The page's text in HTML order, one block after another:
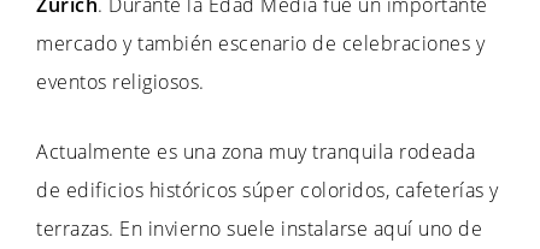
mercado y también escenario de celebraciones y
eventos religiosos.
Actualmente es una zona muy tranquila rodeada
de edificios históricos súper coloridos, cafeterías y
terrazas. En invierno suele instalarse aquí uno de